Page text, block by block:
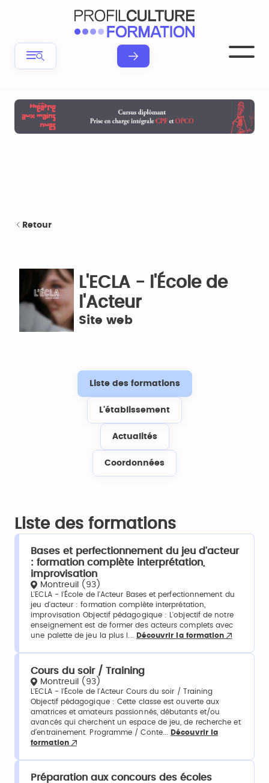
Retour
L'ECLA - l'École de
l'Acteur
Site web
Liste des formations
L'établissement
Actualités
Coordonnées
Liste des formations
Bases et perfectionnement du jeu d'acteur
: formation complète interprétation,
improvisation
Montreuil (93)
L'ECLA - l'École de l'Acteur Bases et perfectionnement du
jeu d'acteur : formation complète interprétation,
improvisation Objectif pédagogique : L'objectif de notre
enseignement est de former des acteurs complets avec
une palette de jeu la plus l...
Découvrir la formation
Cours du soir / Training
Montreuil (93)
L'ECLA - l'École de l'Acteur Cours du soir / Training
Objectif pédagogique : Cette classe est ouverte aux
amatrices et amateurs passionnés, débutants et/ou
avancés qui cherchent un espace de jeu, de recherche et
d’entrainement. Programme / Conte...
Découvrir la
formation
Préparation aux concours des écoles